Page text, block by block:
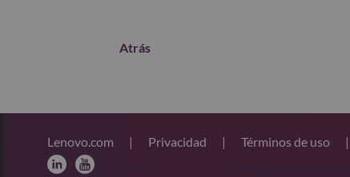
Atrás
Lenovo.com | Privacidad | Términos de uso |